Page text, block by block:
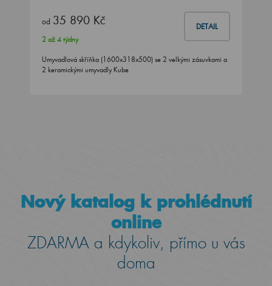
od 35 890 Kč DETAIL
2 až 4 týdny
Umyvadlová skříňka (1600x318x500) se 2 velkými zásuvkami a
2 keramickými umyvadly Kube
Nový katalog k prohlédnutí
online
ZDARMA a kdykoliv, přímo u vás
doma